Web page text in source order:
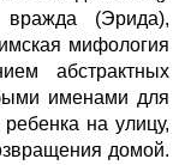
(Эрида),
мифология
абстрактных
именами для
на улицу,
домой.